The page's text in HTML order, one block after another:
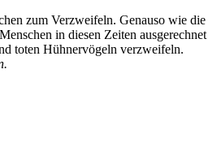
zum Verzweifeln. Genauso wie die
in diesen Zeiten ausgerechnet
toten Hühnervögeln verzweifeln.